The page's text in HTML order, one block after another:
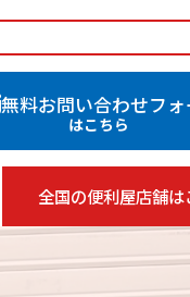
無料お問い合わせフォ
はこちら
全国の便利屋店舗は